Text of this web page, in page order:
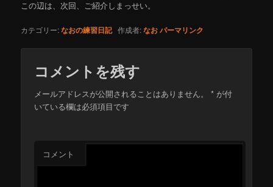
この辺は、次回、ご紹介しまっせい。
カテゴリー:なおの練習日記作成者:なおパーマリンク
コメントを残す
メールアドレスが公開されることはありません。 * が付
いている欄は必須項目です
コメント